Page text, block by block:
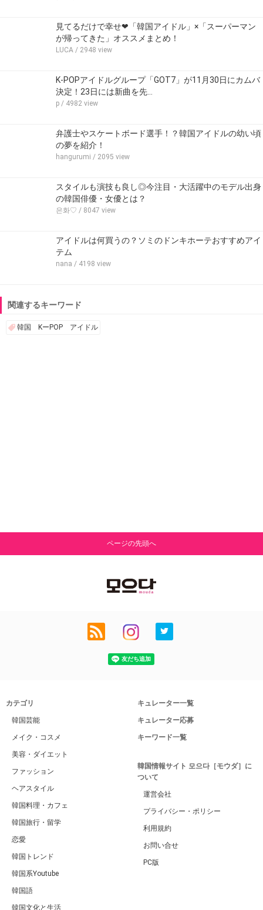
見てるだけで幸せ❤「韓国アイドル」×「スーパーマン
が帰ってきた」オススメまとめ！
LUCA / 2948 view
K-POPアイドルグループ「GOT7」が11月30日にカムバ
決定！23日には新曲を先…
p / 4982 view
弁護士やスケートボード選手！？韓国アイドルの幼い頃
の夢を紹介！
hangurumi / 2095 view
スタイルも演技も良し◎今注目・大活躍中のモデル出身
の韓国俳優・女優とは？
은화♡ / 8047 view
アイドルは何買うの？ソミのドンキホーテおすすめアイ
テム
nana / 4198 view
関連するキーワード
韓国 KーPOP アイドル
ページの先頭へ
カテゴリ
韓国芸能
メイク・コスメ
美容・ダイエット
ファッション
ヘアスタイル
韓国料理・カフェ
韓国旅行・留学
恋愛
韓国トレンド
韓国系Youtube
韓国語
韓国文化と生活
キュレーター一覧
キュレーター応募
キーワード一覧
韓国情報サイト 모으다［モウダ］に
ついて
運営会社
プライバシー・ポリシー
利用規約
お問い合せ
PC版